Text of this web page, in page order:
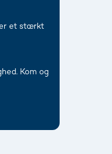
er et stærkt
Kom og